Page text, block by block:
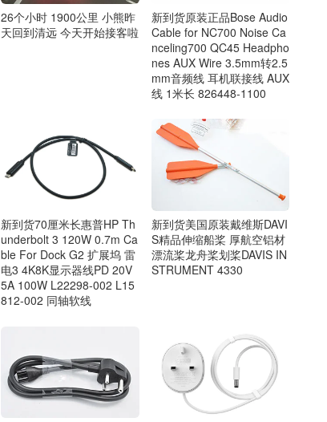
26个小时 1900公里 小熊昨
天回到清远 今天开始接客啦
新到货原装正品Bose Audio
Cable for NC700 Noise Ca
nceling700 QC45 Headpho
nes AUX Wire 3.5mm转2.5
mm音频线 耳机联接线 AUX
线 1米长 826448-1100
新到货70厘米长惠普HP Th
underbolt 3 120W 0.7m Ca
ble For Dock G2 扩展坞 雷
电3 4K8K显示器线PD 20V
5A 100W L22298-002 L15
812-002 同轴软线
新到货美国原装戴维斯DAVI
S精品伸缩船桨 厚航空铝材
漂流桨龙舟桨划桨DAVIS IN
STRUMENT 4330